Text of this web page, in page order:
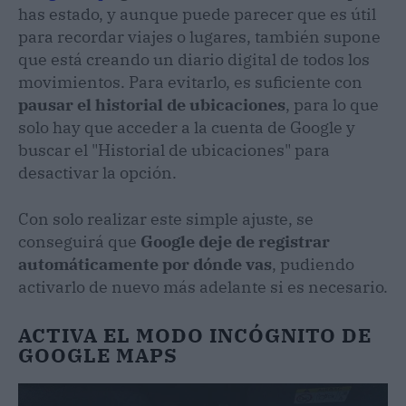
has estado, y aunque puede parecer que es útil
para recordar viajes o lugares, también supone
que está creando un diario digital de todos los
movimientos. Para evitarlo, es suficiente con
pausar el historial de ubicaciones, para lo que
solo hay que acceder a la cuenta de Google y
buscar el "Historial de ubicaciones" para
desactivar la opción.
Con solo realizar este simple ajuste, se
conseguirá que Google deje de registrar
automáticamente por dónde vas, pudiendo
activarlo de nuevo más adelante si es necesario.
ACTIVA EL MODO INCÓGNITO DE
GOOGLE MAPS